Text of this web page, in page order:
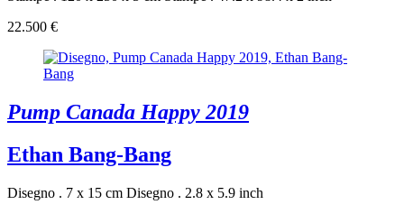
22.500 €
Pump Canada Happy 2019
Ethan Bang-Bang
Disegno . 7 x 15 cm Disegno . 2.8 x 5.9 inch